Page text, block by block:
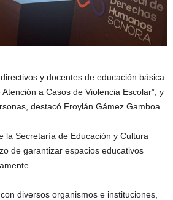
y docentes de educación básica
a Casos de Violencia Escolar”, y
destacó Froylán Gámez Gamboa.
la Secretaría de Educación y Cultura
de garantizar espacios educativos
diversos organismos e instituciones,